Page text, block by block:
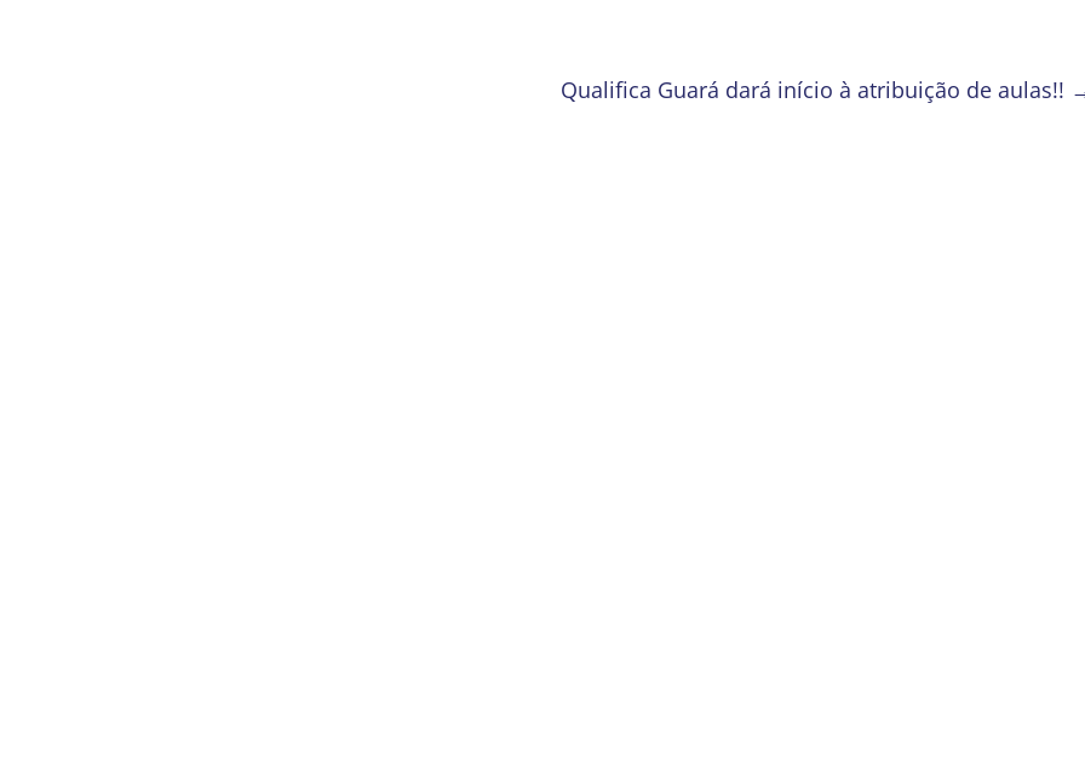
Qualifica Guará dará início à atribuição de aulas!!